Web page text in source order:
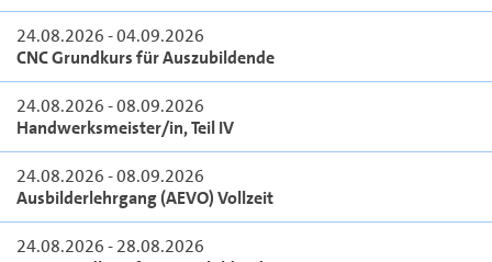
24.08.2026 - 04.09.2026
CNC Grundkurs für Auszubildende
24.08.2026 - 08.09.2026
Handwerksmeister/in, Teil IV
24.08.2026 - 08.09.2026
Ausbilderlehrgang (AEVO) Vollzeit
24.08.2026 - 28.08.2026